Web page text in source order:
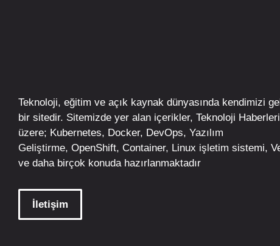
Teknoloji, eğitim ve açık kaynak dünyasında kendimizi
bir sitedir. Sitemizde yer alan içerikler, Teknoloji Haberleri
üzere; Kubernetes, Docker, DevOps, Yazılım
Geliştirme, OpenShift, Container, Linux işletim sistemi,
ve daha birçok konuda hazırlanmaktadır
İletişim